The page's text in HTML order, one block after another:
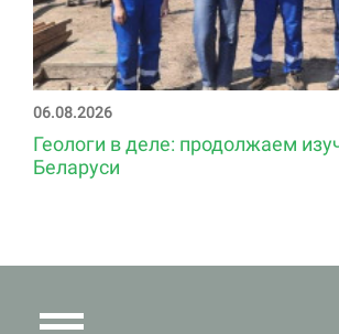
06.08.2026
Геологи в деле: продолжаем
Беларуси